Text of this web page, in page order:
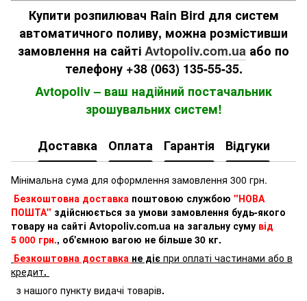
Купити розпилювач Rain Bird для систем
автоматичного поливу, можна розмістивши
замовлення на сайтіAvtopoliv.com.ua або по
телефону +38 (063) 135-55-35.
Avtopoliv – ваш надійний постачальник
зрошувальних систем!
Доставка Оплата Гарантія Відгуки
Мінімальна сума для оформлення замовлення 300 грн.
Безкоштовна доставка поштовою службою "НОВА
ПОШТА" здійснюється за умови замовлення будь-якого
товару на сайті Avtopoliv.com.ua на загальну суму від
5 000 грн., об'ємною вагою не більше 30 кг.
Безкоштовна доставка не діє при оплаті частинами або в
кредит.
з нашого пункту видачі товарів.